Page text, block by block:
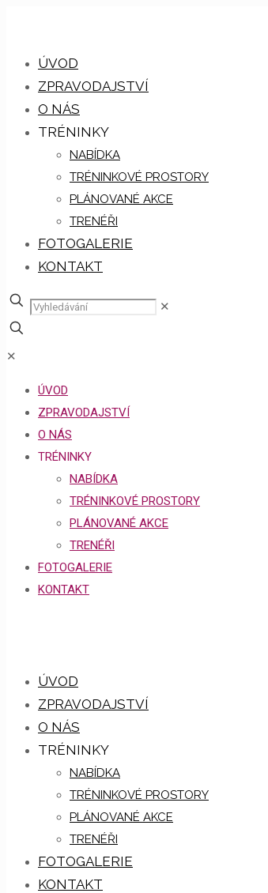
ÚVOD
ZPRAVODAJSTVÍ
O NÁS
TRÉNINKY
NABÍDKA
TRÉNINKOVÉ PROSTORY
PLÁNOVANÉ AKCE
TRENÉŘI
FOTOGALERIE
KONTAKT
✕
✕
ÚVOD
ZPRAVODAJSTVÍ
O NÁS
TRÉNINKY
NABÍDKA
TRÉNINKOVÉ PROSTORY
PLÁNOVANÉ AKCE
TRENÉŘI
FOTOGALERIE
KONTAKT
ÚVOD
ZPRAVODAJSTVÍ
O NÁS
TRÉNINKY
NABÍDKA
TRÉNINKOVÉ PROSTORY
PLÁNOVANÉ AKCE
TRENÉŘI
FOTOGALERIE
KONTAKT